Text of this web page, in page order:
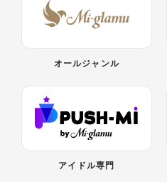
オールジャンル
アイドル専門